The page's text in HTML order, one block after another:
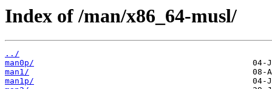
Index of /man/x86_64-musl/
../
man0p/
man1/
man1p/